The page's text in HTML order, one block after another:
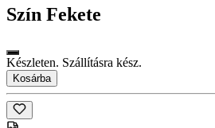
Szín Fekete
Készleten. Szállításra kész.
Kosárba